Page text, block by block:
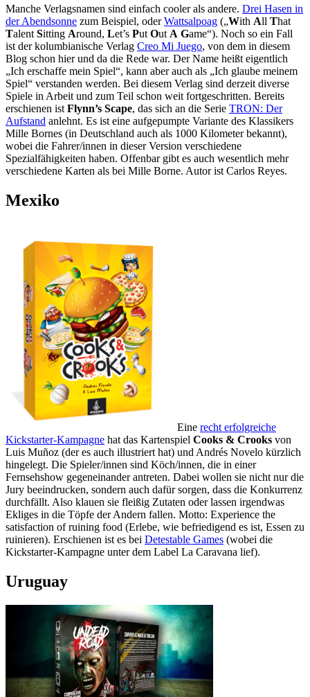
Manche Verlagsnamen sind einfach cooler als andere. Drei Hasen in
der Abendsonne zum Beispiel, oderWattsalpoag („With All That
Talent Sitting Around, Let’s Put Out A Game“). Noch so ein Fall
ist der kolumbianische Verlag Creo Mi Juego, von dem in diesem
Blog schon hier und da die Rede war. Der Name heißt eigentlich
„Ich erschaffe mein Spiel“, kann aber auch als „Ich glaube meinem
Spiel“ verstanden werden. Bei diesem Verlag sind derzeit diverse
Spiele in Arbeit und zum Teil schon weit fortgeschritten. Bereits
erschienen ist Flynn’s Scape, das sich an die Serie TRON: Der
Aufstand anlehnt. Es ist eine aufgepumpte Variante des Klassikers
Mille Bornes (in Deutschland auch als 1000 Kilometer bekannt),
wobei die Fahrer/innen in dieser Version verschiedene
Spezialfähigkeiten haben. Offenbar gibt es auch wesentlich mehr
verschiedene Karten als bei Mille Borne. Autor ist Carlos Reyes.
Mexiko
Eine recht erfolgreiche
Kickstarter-Kampagne hat das Kartenspiel Cooks & Crooks von
Luis Muñoz (der es auch illustriert hat) und Andrés Novelo kürzlich
hingelegt. Die Spieler/innen sind Köch/innen, die in einer
Fernsehshow gegeneinander antreten. Dabei wollen sie nicht nur die
Jury beeindrucken, sondern auch dafür sorgen, dass die Konkurrenz
durchfällt. Also klauen sie fleißig Zutaten oder lassen irgendwas
Ekliges in die Töpfe der Andern fallen. Motto: Experience the
satisfaction of ruining food (Erlebe, wie befriedigend es ist, Essen zu
ruinieren). Erschienen ist es bei Detestable Games (wobei die
Kickstarter-Kampagne unter dem Label La Caravana lief).
Uruguay